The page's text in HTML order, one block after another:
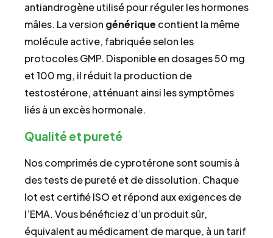
antiandrogène utilisé pour réguler les hormones
mâles. La version générique contient la même
molécule active, fabriquée selon les
protocoles GMP. Disponible en dosages 50 mg
et 100 mg, il réduit la production de
testostérone, atténuant ainsi les symptômes
liés à un excès hormonale.
Qualité et pureté
Nos comprimés de cyprotérone sont soumis à
des tests de pureté et de dissolution. Chaque
lot est certifié ISO et répond aux exigences de
l’EMA. Vous bénéficiez d’un produit sûr,
équivalent au médicament de marque, à un tarif